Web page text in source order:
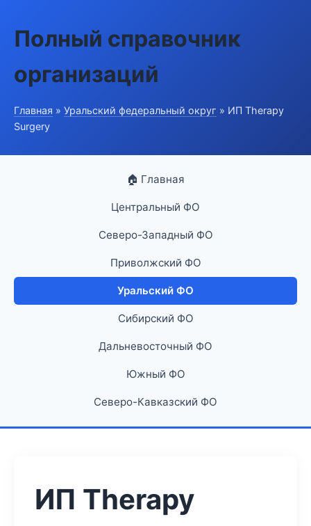
Полный справочник
организаций
Главная » Уральский федеральный округ » ИП Therapy
Surgery
🏠 Главная
Центральный ФО
Северо-Западный ФО
Приволжский ФО
Уральский ФО
Сибирский ФО
Дальневосточный ФО
Южный ФО
Северо-Кавказский ФО
ИП Therapy